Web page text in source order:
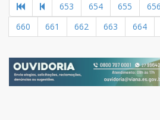
653 654 655 656
660
661 662 663 664